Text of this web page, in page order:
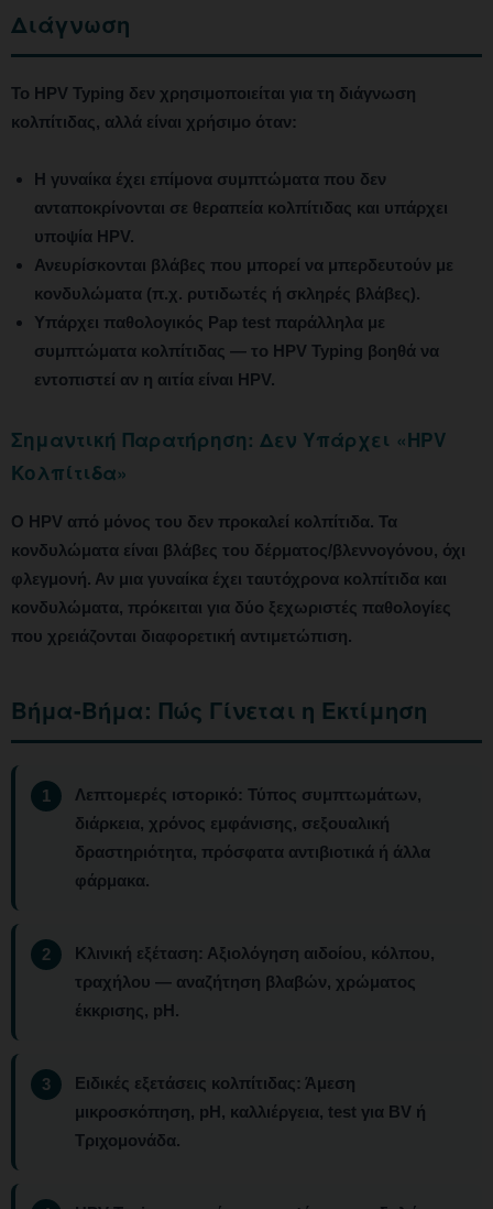
Διάγνωση
Το HPV Typing δεν χρησιμοποιείται για τη διάγνωση
κολπίτιδας, αλλά είναι χρήσιμο όταν:
Η γυναίκα έχει επίμονα συμπτώματα που δεν
ανταποκρίνονται σε θεραπεία κολπίτιδας και υπάρχει
υποψία HPV.
Ανευρίσκονται βλάβες που μπορεί να μπερδευτούν με
κονδυλώματα (π.χ. ρυτιδωτές ή σκληρές βλάβες).
Υπάρχει παθολογικός Pap test παράλληλα με
συμπτώματα κολπίτιδας — το HPV Typing βοηθά να
εντοπιστεί αν η αιτία είναι HPV.
Σημαντική Παρατήρηση: Δεν Υπάρχει «HPV
Κολπίτιδα»
Ο HPV από μόνος του δεν προκαλεί κολπίτιδα. Τα
κονδυλώματα είναι βλάβες του δέρματος/βλεννογόνου, όχι
φλεγμονή. Αν μια γυναίκα έχει ταυτόχρονα κολπίτιδα και
κονδυλώματα, πρόκειται για δύο ξεχωριστές παθολογίες
που χρειάζονται διαφορετική αντιμετώπιση.
Βήμα-Βήμα: Πώς Γίνεται η Εκτίμηση
Λεπτομερές ιστορικό: Τύπος συμπτωμάτων,
διάρκεια, χρόνος εμφάνισης, σεξουαλική
δραστηριότητα, πρόσφατα αντιβιοτικά ή άλλα
φάρμακα.
Κλινική εξέταση: Αξιολόγηση αιδοίου, κόλπου,
τραχήλου — αναζήτηση βλαβών, χρώματος
έκκρισης, pH.
Ειδικές εξετάσεις κολπίτιδας: Άμεση
μικροσκόπηση, pH, καλλιέργεια, test για BV ή
Τριχομονάδα.